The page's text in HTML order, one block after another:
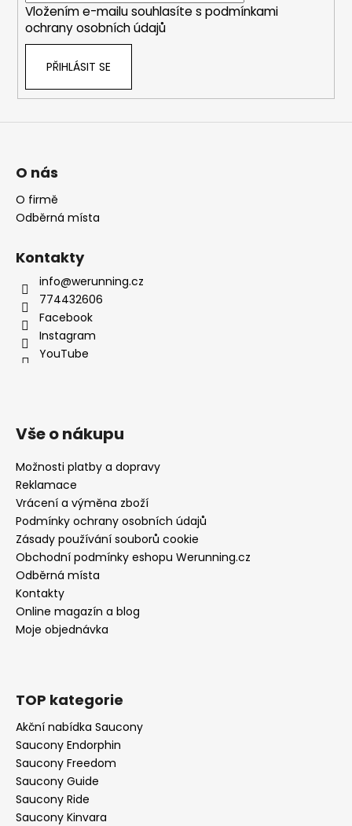
Vložením e-mailu souhlasíte s podmínkami
ochrany osobních údajů
PŘIHLÁSIT SE
O nás
O firmě
Odběrná místa
Kontakty
info@werunning.cz
774432606
Facebook
Instagram
YouTube
Vše o nákupu
Možnosti platby a dopravy
Reklamace
Vrácení a výměna zboží
Podmínky ochrany osobních údajů
Zásady používání souborů cookie
Obchodní podmínky eshopu Werunning.cz
Odběrná místa
Kontakty
Online magazín a blog
Moje objednávka
TOP kategorie
Akční nabídka Saucony
Saucony Endorphin
Saucony Freedom
Saucony Guide
Saucony Ride
Saucony Kinvara